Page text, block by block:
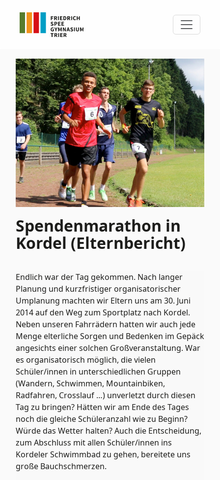
Spendenmarathon in
Kordel (Elternbericht)
Endlich war der Tag gekommen. Nach langer
Planung und kurzfristiger organisatorischer
Umplanung machten wir Eltern uns am 30. Juni
2014 auf den Weg zum Sportplatz nach Kordel.
Neben unseren Fahrrädern hatten wir auch jede
Menge elterliche Sorgen und Bedenken im Gepäck
angesichts einer solchen Großveranstaltung. War
es organisatorisch möglich, die vielen
Schüler/innen in unterschiedlichen Gruppen
(Wandern, Schwimmen, Mountainbiken,
Radfahren, Crosslauf …) unverletzt durch diesen
Tag zu bringen? Hätten wir am Ende des Tages
noch die gleiche Schüleranzahl wie zu Beginn?
Würde das Wetter halten? Auch die Entscheidung,
zum Abschluss mit allen Schüler/innen ins
Kordeler Schwimmbad zu gehen, bereitete uns
große Bauchschmerzen.